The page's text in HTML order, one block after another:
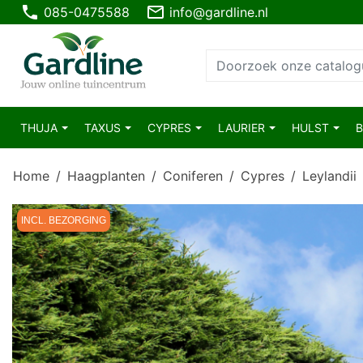
phone 085-0475588 mail_outline info@gardline.nl
THUJA TAXUS CYPRES LAURIER HULST
Home Haagplanten Coniferen Cypres Leylandii
INCL. BEZORGING